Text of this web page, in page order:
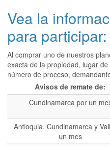
Vea la
para participar:
Al comprar uno de nuestros
exacta de la propiedad, lugar
número de proceso,
Avisos de remate de:
Cundinamarca por un
Antioquia, Cundinamarca y
un mes